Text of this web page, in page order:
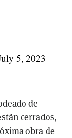
5, 2023
de
cerrados,
obra de